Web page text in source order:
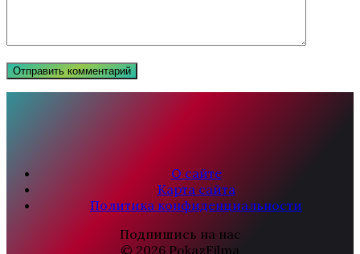
О сайте
Карта сайта
Политика конфиденциальности
Подпишись на нас
© 2026 PokazFilma